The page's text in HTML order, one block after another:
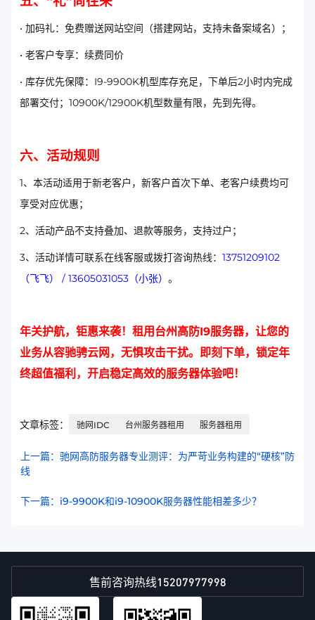
• 加码礼：免费赠送网站空间（搭建网站，支持未备案域名）；
• 老客户专享：续费同价
• 库存优先保障：I9-9900K机型库存充足，下单后2小时内完成
部署交付；10900K/12900K机型数量有限，先到先得。
六、活动规则
1、本活动适用于新老客户，新客户首次下单、老客户续费均可
享受对应优惠；
2、活动产品不支持叠加、退款等服务，支持过户；
3、活动详情可联系在线客服或拨打咨询热线： 13751209102
（飞飞） / 13605031053（小张） 。
年关护航，钜惠来袭！租用 台州高防I9服务器，让您的
业务从容驰骋云网，无惧攻击干扰。即刻下单，锁定年
终超值福利，开启稳定高效的服务器体验吧！
文章标签： 驰网IDC 台州服务器租用 服务器租用
上一篇：驰网高防服务器专业测评：为严苛业务构建的“硬核”防
线
下一篇：i9-9900K和i9-10900K服务器性能相差多少？
售前咨询热线15207977998